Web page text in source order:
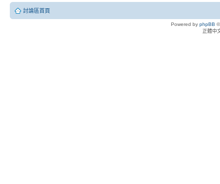
討論區首頁
Powered by phpBB
正體中